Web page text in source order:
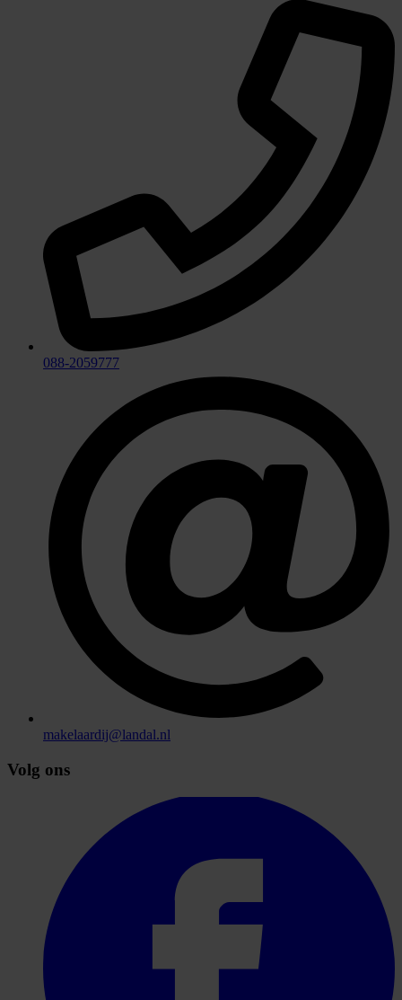
088-2059777
makelaardij@landal.nl
Volg ons